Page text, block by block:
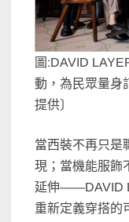
圖:DAVID
動，為民眾量身
提供〕
當西裝不再只是
現；當機能服飾
延伸——DAVID
重新定義穿搭的